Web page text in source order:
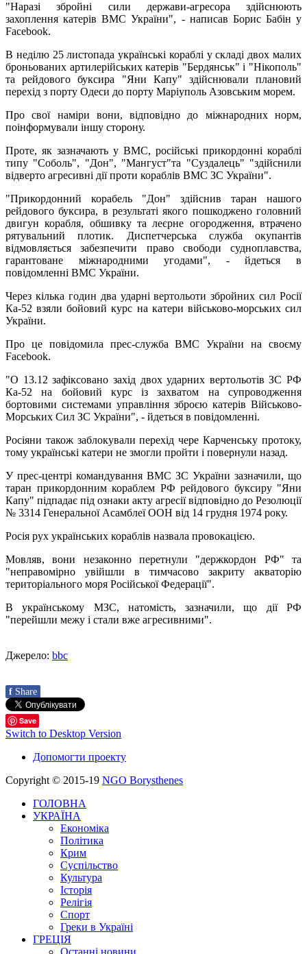
"Наразі збройні сили держави-агресора здійснюють
захоплення катерів ВМС України", - написав Борис Бабін у
Facebook.
В неділю 25 листопада українські кораблі у складі двох малих
броньованих артилерійських катерів "Бердянськ" і "Нікополь"
та рейдового буксира "Яни Капу" здійснювали плановий
перехід з порту Одеси до порту Маріуполь Азовським морем.
Про свої наміри вони, відповідно до міжнародних норм,
поінформували іншу сторону.
Проте, як зазначають у ВМС, російські прикордонні кораблі
типу "Соболь", "Дон", "Мангуст"та "Суздалець" "здійснили
відверто агресивні дії проти кораблів ВМС ЗС України".
"Прикордонний корабель "Дон" здійснив таран нашого
рейдового буксира, в результаті якого пошкоджено головний
двигун корабля, обшивку та леєрне огородження, втрачено
рятувальний плотик. Диспетчерська служба окупантів
відмовляється забезпечити право свободи судноплавства,
гарантоване міжнародними угодами", - йдеться в
повідомленні ВМС України.
Через кілька годин два ударні вертольоти збройних сил Росії
Ка-52 взяли бойовий курс на катери військово-морських сил
України.
Про це повідомила прес-служба ВМС України на своєму
Facebook.
"О 13.12 зафіксовано захід двох ударних вертольотів ЗС РФ
Ка-52 на бойовий курс із захватом на супроводження
бортовими системами управління зброєю катерів Військово-
Морських Сил ЗС України", - йдеться в повідомленні.
Росіяни також заблокували перехід чере Карченську протоку,
тому українські катери не змогли пройти і повернули назад.
У прес-центрі командування ВМС ЗС України зазначили, що
таран прикордонним кораблем РФ рейдового буксиру "Яни
Капу" підпадає під ознаки акту агресії відповідно до Резолюції
№ 3314 Генеральної Асамблеї ООН від 14 грудня 1974 року.
Росія рух українських кораблів назвала провокацією.
Мовляв, вони незаконно перетнули "держкордон РФ" та
"неправомірно увійшли в тимчасово закриту акваторію
територіального моря Російської Федерації".
В українському МЗС, натомість, зазначили, що дії РФ
"перейшли межу і стали вже агресивними".
Джерело: bbc
f Share
Save
Switch to Desktop Version
Допомогти проекту
Copyright © 2015-19 NGO Borysthenes
ГОЛОВНА
УКРАЇНА
Економіка
Політика
Крим
Суспільство
Культура
Історія
Релігія
Спорт
Греки в Україні
ГРЕЦІЯ
Останні новини